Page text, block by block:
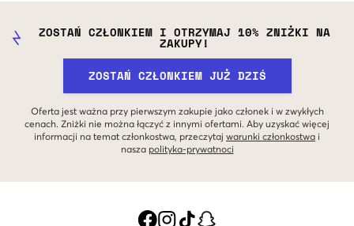
ZOSTAŃ CZŁONKIEM I OTRZYMAJ 10% ZNIŻKI NA
ZAKUPY!
ZOSTAŃ CZŁONKIEM JUŻ DZIŚ
Oferta jest ważna przy pierwszym zakupie jako członek i w zwykłych
cenach. Zniżki nie można łączyć z innymi ofertami. Aby uzyskać więcej
informacji na temat członkostwa, przeczytaj warunki członkostwa i
nasza polityka-prywatnoci